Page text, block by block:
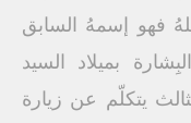
فهو إسمهُ السابق
بميلاد السيد
يتكلّم عن زيارة